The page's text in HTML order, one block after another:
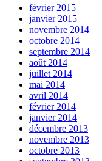
février 2015
janvier 2015
novembre 2014
octobre 2014
septembre 2014
août 2014
juillet 2014
mai 2014
avril 2014
février 2014
janvier 2014
décembre 2013
novembre 2013
octobre 2013